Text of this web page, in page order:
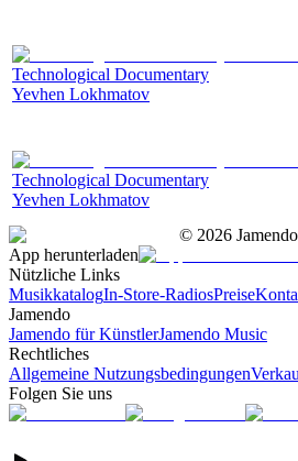
Technological Documentary
Yevhen Lokhmatov
Technological Documentary
Yevhen Lokhmatov
© 2026
App herunterladen
Nützliche Links
MusikkatalogIn-Store-RadiosPreise
Jamendo
Jamendo für KünstlerJamendo Music
Rechtliches
Allgemeine Nutzungsbedingungen
Folgen Sie uns